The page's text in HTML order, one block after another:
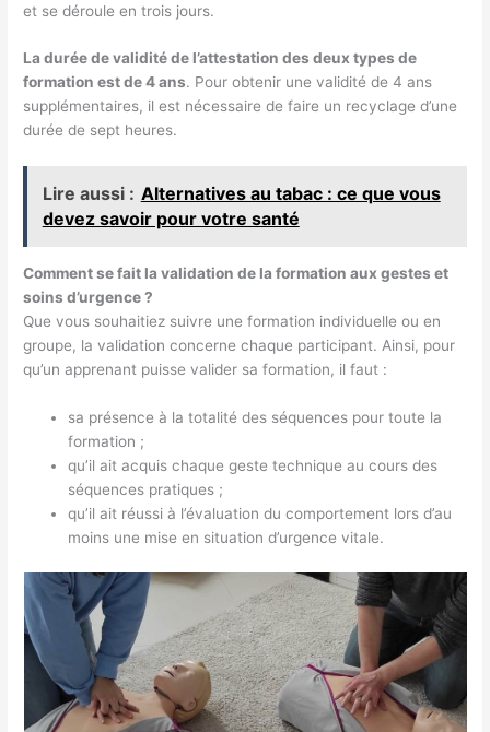
et se déroule en trois jours.
La durée de validité de l’attestation des deux types de
formation est de 4 ans. Pour obtenir une validité de 4 ans
supplémentaires, il est nécessaire de faire un recyclage d’une
durée de sept heures.
Lire aussi : Alternatives au tabac : ce que vous
devez savoir pour votre santé
Comment se fait la validation de la formation aux gestes et
soins d’urgence ?
Que vous souhaitiez suivre une formation individuelle ou en
groupe, la validation concerne chaque participant. Ainsi, pour
qu’un apprenant puisse valider sa formation, il faut :
sa présence à la totalité des séquences pour toute la
formation ;
qu’il ait acquis chaque geste technique au cours des
séquences pratiques ;
qu’il ait réussi à l’évaluation du comportement lors d’au
moins une mise en situation d’urgence vitale.